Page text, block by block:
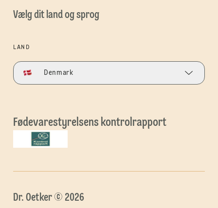
Vælg dit land og sprog
LAND
Denmark
Fødevarestyrelsens kontrolrapport
Dr. Oetker © 2026